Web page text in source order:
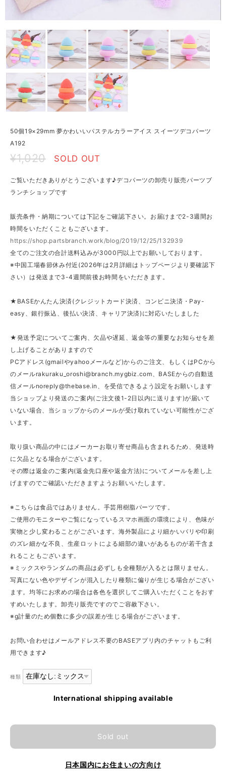
50個19×29mm 夢かわいいパステルカラーアイス スイーツデコパーツ
A192
¥1,020 SOLD OUT
ご覧いただきありがとうございます♪デコパーツの卸売り販売パーツブ
ランチショップです
販売条件・納期については下記をご確認下さい。お届けまで2-3週間お
時間をいただくこともございます。
https://shop.partsbranch.work/blog/2019/12/25/132939
全てのご注文の合計送料込みが3000円以上でお願いしております。
※中国工場春節休み付近(2026年は2月詳細はトップページより要確認下
さい）は発送まで3-4週間前後お時間をいただきます。
★BASEかんたん決済(クレジットカード決済、コンビニ決済・Pay-
easy、銀行振込、後払い決済、キャリア決済)に対応いたしました
★発送予定についてご案内、欠品や遅延、返金等の重要なお知らせを差
し上げることがありますので
PCアドレス(gmailやyahooメールなど)からのご注文、もしくはPCから
のメールrakuraku_oroshi@branch.mygbiz.com 、BASEからの自動送
信メールnoreply@thebase.in
、を受信できるよう設定をお願いします
当ショップより発送のご案内(ご注文後1-2日以内に送ります)が届いて
いない場合、当ショップからのメールが受け取れていない可能性がござ
います。
取り扱い商品の中にはメーカーお取り寄せ商品も含まれるため、発送時
に欠品となる場合がございます。
その際は返金のご案内(返金先口座や返金方法)についてメールを差し上
げますのでご確認いただきますようお願いいたします。
※こちらは食品ではありません。手芸用樹脂パーツです。
ご使用のモニターやご覧になっているスマホ画面の環境により、色味が
実物と少し変わることがございます。海外製品により細かいバリや印刷
のズレ細かな不良、生産ロットによる細部の違いがあるものが若干含ま
れることもございます。
※ミックスやランダムの商品は必ずしも全種類が入るとは限りません。
写真にない色やデザインが混入したり種類に偏りが生じる場合がござい
ます。均等にお求めの場合は各色を選択してご購入いただくことをおす
すめいたします。卸売り販売ですのでご容赦下さい。
※g計量のため個数に多少の誤差が生じる場合がございます。
お問い合わせはメールアドレス不要のBASEアプリ内のチャットもご利
用できます♪
種類
International shipping available
Sold out
日本国内にお住まいの方向け